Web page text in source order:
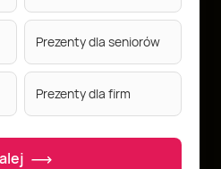
Prezenty dla seniorów
Prezenty dla firm